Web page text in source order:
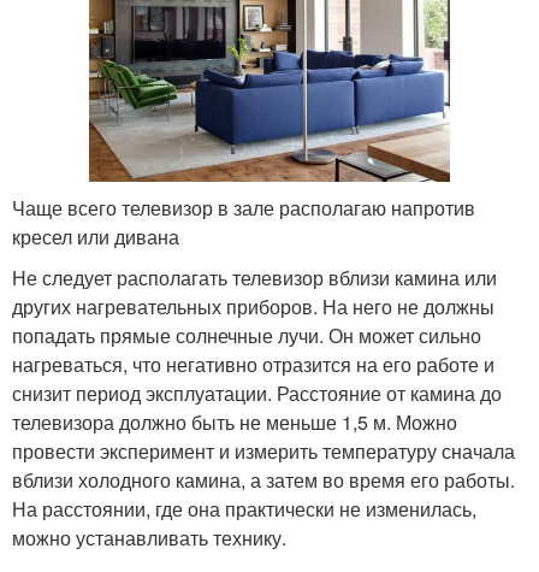
Чаще всего телевизор в зале располагаю напротив
кресел или дивана
Не следует располагать телевизор вблизи камина или
других нагревательных приборов. На него не должны
попадать прямые солнечные лучи. Он может сильно
нагреваться, что негативно отразится на его работе и
снизит период эксплуатации. Расстояние от камина до
телевизора должно быть не меньше 1,5 м. Можно
провести эксперимент и измерить температуру сначала
вблизи холодного камина, а затем во время его работы.
На расстоянии, где она практически не изменилась,
можно устанавливать технику.